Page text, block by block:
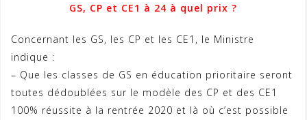
GS, CP et CE1 à 24 à quel prix ?
Concernant les GS, les CP et les CE1, le Ministre
indique :
– Que les classes de GS en éducation prioritaire seront
toutes dédoublées sur le modèle des CP et des CE1
100% réussite à la rentrée 2020 et là où c’est possible